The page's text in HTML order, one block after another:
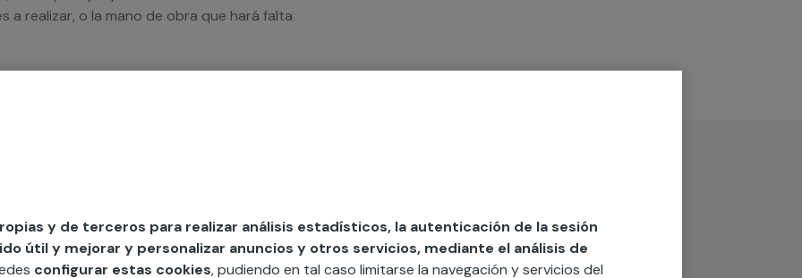
a realizar, o la mano de obra que hará falta
y de terceros para realizar análisis estadísticos, la autenticación de la sesión
útil y mejorar y personalizar anuncios y otros servicios, mediante el análisis de
configurar estas cookies, pudiendo en tal caso limitarse la navegación y servicios del